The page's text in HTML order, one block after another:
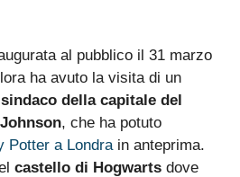
al pubblico il 31 marzo
ha avuto la visita di un
sindaco della capitale del
, che ha potuto
Potter a Londrain anteprima.
castello di Hogwarts dove